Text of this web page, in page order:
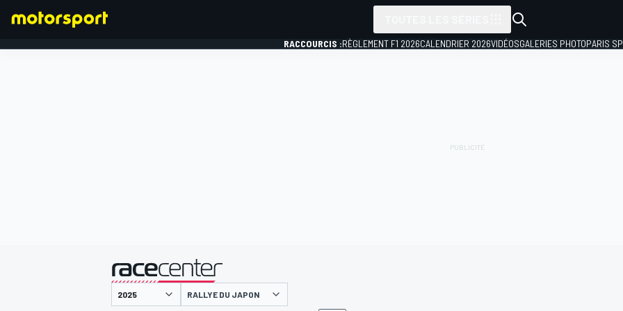
RACCOURCIS :RÈGLEMENT F1 2026CALENDRIER 2026VIDÉOSGALERIES PHOTOPARIS
présenté par
RALLYE DU JAPON